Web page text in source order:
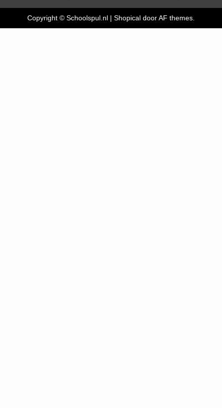
Copyright © Schoolspul.nl | Shopical door AF themes.